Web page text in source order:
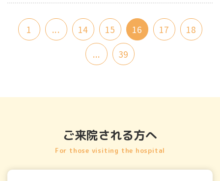
1 ... 14 15 16 17
18
...
39
ご来院される方へ
For those visiting the hospital